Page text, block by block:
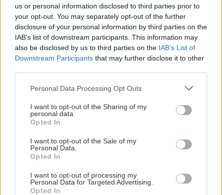
us or personal information disclosed to third parties prior to
your opt-out. You may separately opt-out of the further
disclosure of your personal information by third parties on the
IAB’s list of downstream participants. This information may
also be disclosed by us to third parties on the IAB’s List of
Downstream Participants that may further disclose it to other
Please note that this website/app uses one or more Google
not limited to your visit or usage behaviour. You may click to
grant or deny consent to Google and its third-party tags to
use your data for below specified purposes in below Google
consent section.
Personal Data Processing Opt Outs
I want to opt-out of the Sharing of my
personal data.
Opted In
I want to opt-out of the Sale of my
Personal Data.
Opted In
I want to opt-out of processing my
Personal Data for Targeted Advertising.
Opted In